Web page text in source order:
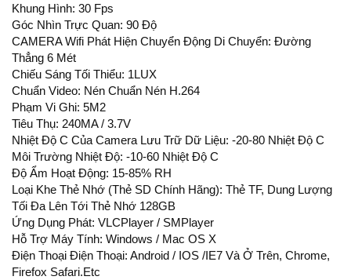
Khung Hình: 30 Fps
Góc Nhìn Trực Quan: 90 Độ
CAMERA Wifi Phát Hiện Chuyển Động Di Chuyển: Đường
Thẳng 6 Mét
Chiếu Sáng Tối Thiểu: 1LUX
Chuẩn Video: Nén Chuẩn Nén H.264
Phạm Vi Ghi: 5M2
Tiêu Thụ: 240MA / 3.7V
Nhiệt Độ C Của Camera Lưu Trữ Dữ Liệu: -20-80 Nhiệt Độ C
Môi Trường Nhiệt Độ: -10-60 Nhiệt Độ C
Độ Ẩm Hoạt Động: 15-85% RH
Loại Khe Thẻ Nhớ (thẻ SD Chính Hãng): Thẻ TF, Dung Lượng
Tối Đa Lên Tới Thẻ Nhớ 128GB
Ứng Dụng Phát: VLCPlayer / SMPlayer
Hỗ Trợ Máy Tính: Windows / Mac OS X
Điện Thoại Điện Thoại: Android / IOS /IE7 Và Ở Trên, Chrome,
Firefox Safari.etc